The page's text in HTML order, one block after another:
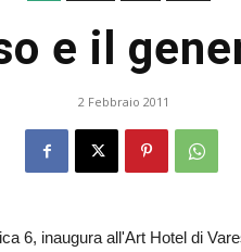
e il
2 Febbraio 2011
6, inaugura all'Art Hotel di